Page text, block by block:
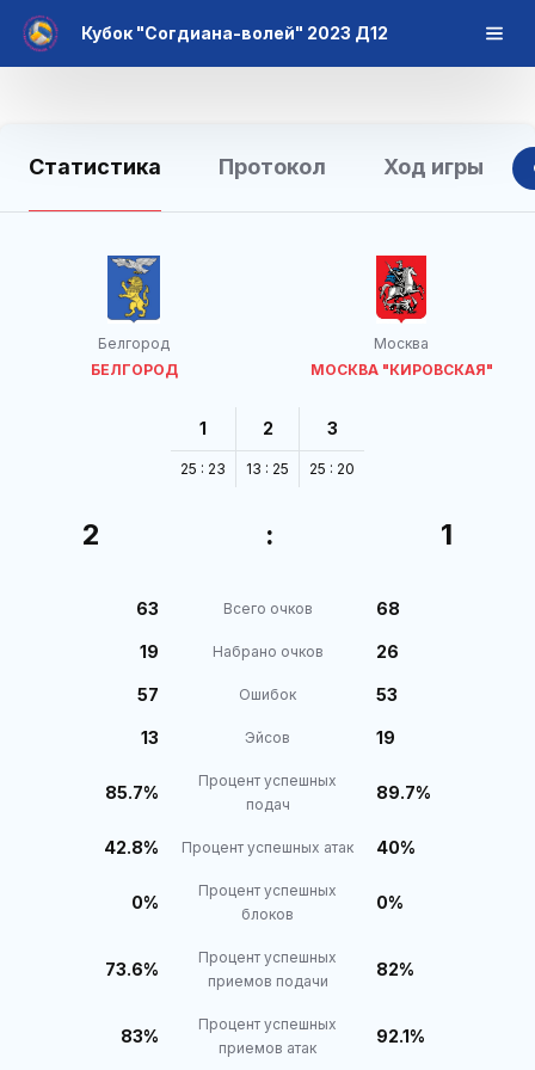
Кубок "Согдиана-волей" 2023 Д12
Статистика Протокол Ход игры
Белгород
БЕЛГОРОД
Москва
МОСКВА "КИРОВСКАЯ"
1
25 : 23
2
13 : 25
3
25 : 20
2 : 1
63 Всего очков 68
19 Набрано очков 26
57 Ошибок 53
13 Эйсов 19
85.7%
Процент успешных
подач
89.7%
42.8% Процент успешных атак 40%
0%
Процент успешных
блоков
0%
73.6%
Процент успешных
приемов подачи
82%
83%
Процент успешных
приемов атак
92.1%